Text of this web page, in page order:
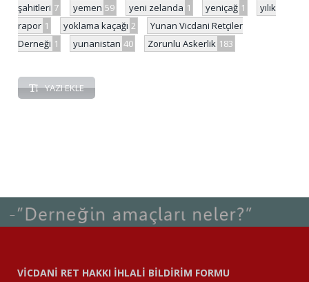
şahitleri 7 yemen 59 yeni zelanda 1 yeniçağ 1
yılık
rapor 1 yoklama kaçağı 2
Yunan Vicdani Retçiler
Derneği 1 yunanistan 40 Zorunlu Askerlik 183
YAZI EKLE
VİCDANİ RET HAKKI İHLALİ BİLDİRİM FORMU